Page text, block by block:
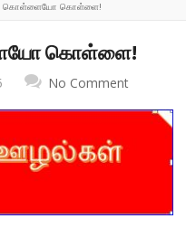
கொள்ளையோ கொள்ளை!
கொள்ளை!
No Comment